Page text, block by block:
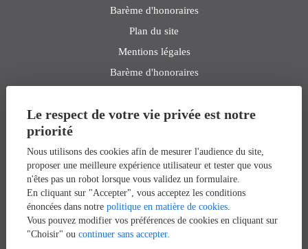
Le respect de votre vie privée est notre
priorité
Nous utilisons des cookies afin de mesurer l'audience du site,
proposer une meilleure expérience utilisateur et tester que vous
n'êtes pas un robot lorsque vous validez un formulaire.
En cliquant sur "Accepter", vous acceptez les conditions
énoncées dans notre politique en matière de cookies.
Vous pouvez modifier vos préférences de cookies en cliquant sur
"Choisir" ou continuer sans accepter.
Barème d'honoraires
Plan du site
Mentions légales
Barème d'honoraires
RAVIER IMMOBILIER
Appartement à louer à Paris 17ème
Appartement à vendre à Paris 14ème
Appartement à vendre à Boulogne-billancourt
Appartement à louer à Paris 16ème